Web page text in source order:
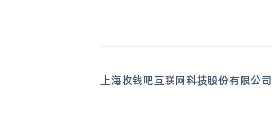
上海收钱吧互联网科技股份有限公司